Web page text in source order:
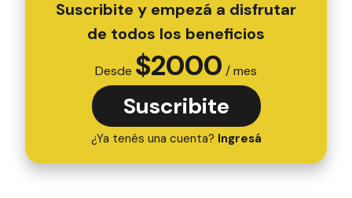
Suscribite y empezá a disfrutar
de todos los beneficios
Desde $2000 / mes
Suscribite
¿Ya tenés una cuenta? Ingresá